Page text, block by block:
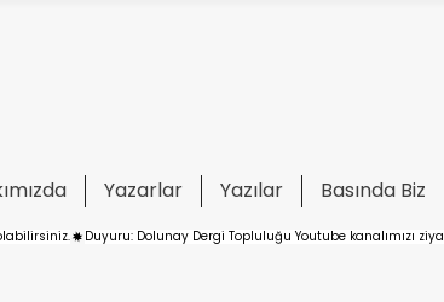
Yazarlar Yazılar Basında Biz